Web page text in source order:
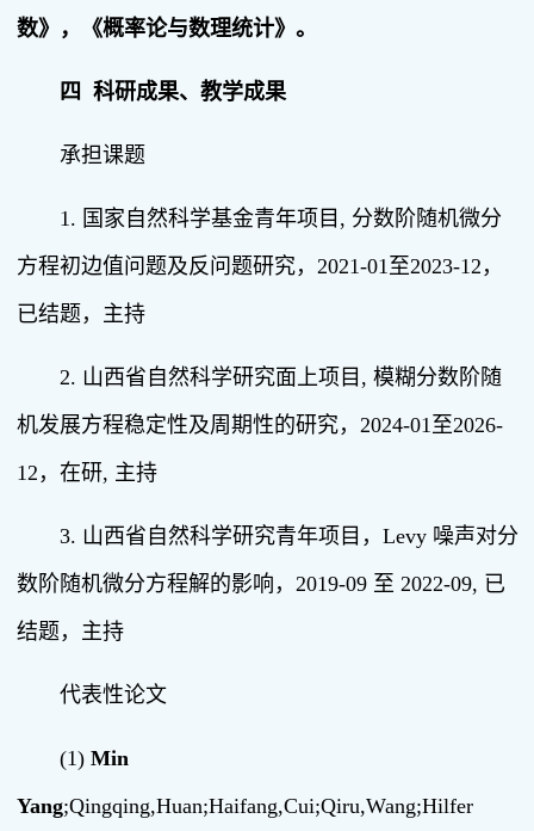
数》，《概率论与数理统计》。
四 科研成果、教学成果
承担课题
1. 国家自然科学基金青年项目, 分数阶随机微分
方程初边值问题及反问题研究，2021-01至2023-12，
已结题，主持
2. 山西省自然科学研究面上项目, 模糊分数阶随
机发展方程稳定性及周期性的研究，2024-01至2026-
12，在研, 主持
3. 山西省自然科学研究青年项目，Levy 噪声对分
数阶随机微分方程解的影响，2019-09 至 2022-09, 已
结题，主持
代表性论文
(1) Min
Yang;Qingqing,Huan;Haifang,Cui;Qiru,Wang;Hilfer